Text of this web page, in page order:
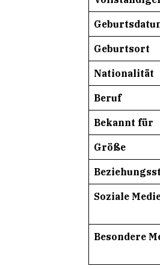
Geburtsort
Nationalität
Beruf
Bekannt für
Größe
Soziale
Besondere